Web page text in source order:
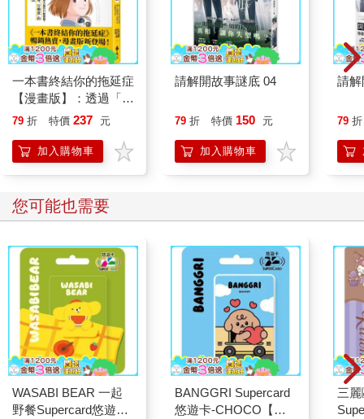
一本書終結你的拖延症
【漫畫版】：透過「小
行動」打開大腦的行動
「行動派」的37個科
學方法
79 折 特價 237 元
加入購物車
請解開故事謎底 04
79 折 特價 150 元
加入購物車
請解
79 折
您可能也需要
WASABI BEAR 一起
野餐Supercard悠遊卡-
BANGGRI Supercard
悠遊卡-CHOCO【受
三